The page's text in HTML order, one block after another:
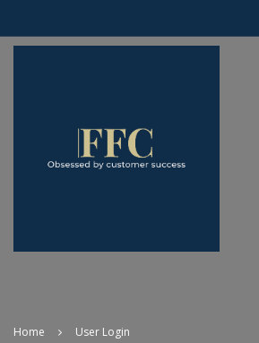
Home User Login